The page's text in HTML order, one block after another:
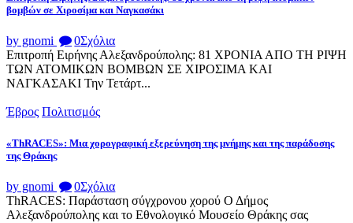
βομβών σε Χιροσίμα και Ναγκασάκι
by gnomi 0Σχόλια
Επιτροπή Ειρήνης Αλεξανδρούπολης: 81 ΧΡΟΝΙΑ ΑΠΟ ΤΗ ΡΙΨΗ
ΤΩΝ ΑΤΟΜΙΚΩΝ ΒΟΜΒΩΝ ΣΕ ΧΙΡΟΣΙΜΑ ΚΑΙ
ΝΑΓΚΑΣΑΚΙ Την Τετάρτ...
Έβρος Πολιτισμός
«ThRACES»: Μια χορογραφική εξερεύνηση της μνήμης και της παράδοσης
της Θράκης
by gnomi 0Σχόλια
ThRACES: Παράσταση σύγχρονου χορού Ο Δήμος
Αλεξανδρούπολης και το Εθνολογικό Μουσείο Θράκης σας